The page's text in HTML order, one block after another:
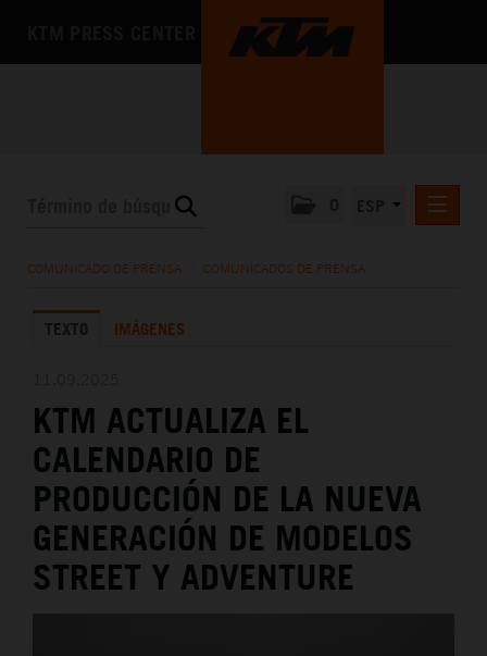
LA EMPRESA
COMUNICADO DE PRENSA COMUNICADOS DE PRENSA
TEXTO IMÁGENES
KTM ACTUALIZA EL
CALENDARIO DE
PRODUCCIÓN DE LA NUEVA
GENERACIÓN DE MODELOS
STREET Y ADVENTURE